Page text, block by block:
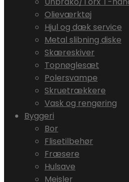
Olieværktøj
Hjul og dæk service
Metal slibning diske
Skæreskiver
Topnøglesæt
Polersvampe
Skruetrækkere
Vask og rengøring
Byggeri
Bor
Flisetilbehør
Fræsere
Hulsave
Mejsler